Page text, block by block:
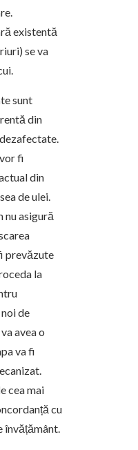
existentă
se va
sunt
din
fi
din
de ulei.
nu asigură
prevăzute
la
de
avea o
va fi
cea mai
cu
învățământ.